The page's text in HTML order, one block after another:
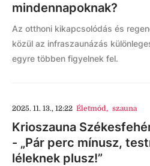
mindennapoknak?
Az otthoni kikapcsolódás és
közül az infraszaunázás
egyre többen figyelnek fel.
2025. 11. 13., 12:22 Életmód, szauna
Krioszauna
- „Pár perc mínusz,
léleknek plusz!”